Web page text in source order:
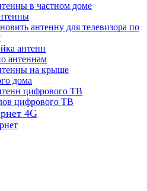
в частном доме
антенну для телевизора по
антенн
антеннам
на крыше
дома
цифрового ТВ
цифрового ТВ
4G